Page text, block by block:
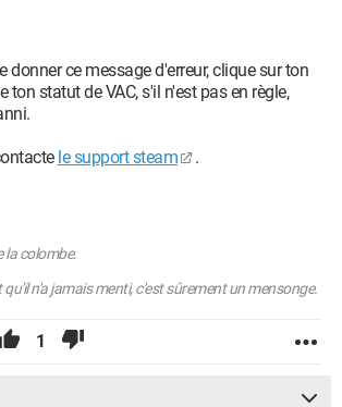
donner ce message d'erreur, clique sur ton
ton statut de VAC, s'il n'est pas en règle,
le support steam .
la colombe.
qu'il n'a jamais menti, c'est sûrement un mensonge.
1